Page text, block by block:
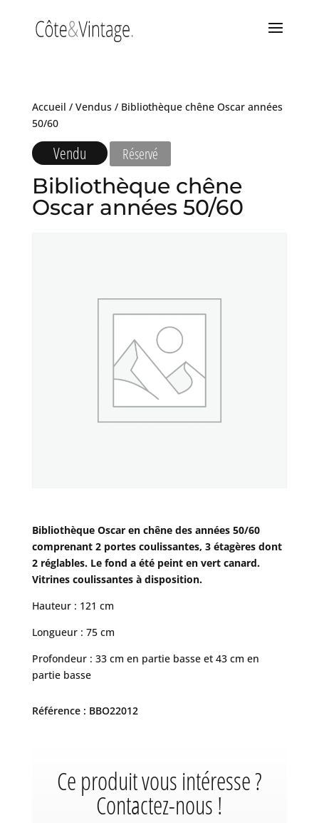
Accueil / Vendus/ Bibliothèque chêne Oscar années
50/60
Vendu Réservé
Bibliothèque chêne
Oscar années 50/60
Bibliothèque Oscar en chêne des années 50/60
comprenant 2 portes coulissantes, 3 étagères dont
2 réglables. Le fond a été peint en vert canard.
Vitrines coulissantes à disposition.
Hauteur : 121 cm
Longueur : 75 cm
Profondeur : 33 cm en partie basse et 43 cm en
partie basse
Référence : BBO22012
Ce produit vous intéresse ?
Contactez-nous !